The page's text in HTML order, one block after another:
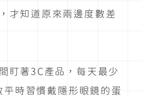
才知道原來兩邊度數差
盯著3C產品，每天最少
時習慣戴隱形眼鏡的蛋